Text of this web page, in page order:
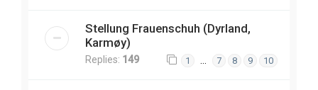
Stellung Frauenschuh (Dyrland,
Karmøy)
Replies: 149 1 7 8 9 10